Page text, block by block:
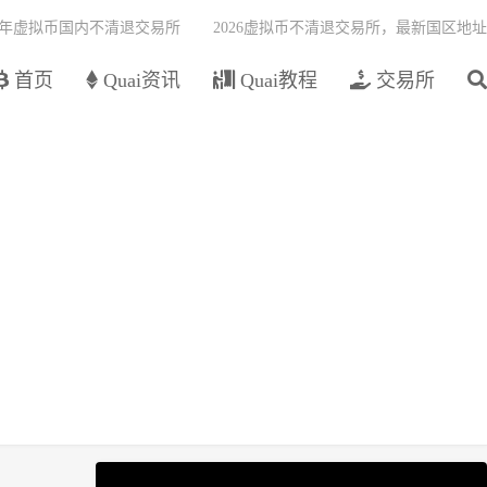
首页 Quai资讯 Quai教程 交易所
虚拟币国内不清退交易所 2026虚拟币不清退交易所，最新国区地址